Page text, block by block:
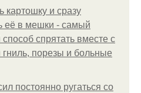
картошку и сразу
её в мешки - самый
спрятать вместе с
порезы и больные
постоянно ругаться со